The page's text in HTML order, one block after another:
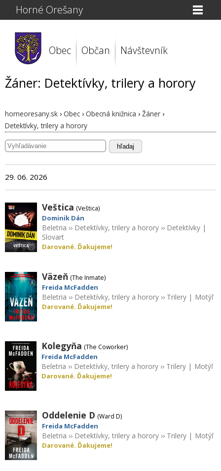
Horné Orešany
Obec Občan Návštevník
Žáner: Detektívky, trilery a horory
horneoresany.sk › Obec › Obecná knižnica › Žáner ›
Detektívky, trilery a horory
hľadaj
29. 06. 2026
Veštica (Veštica)
Dominik Dán
Beletria ›› Detektívky, trilery a horory›› Detektívky|
Slovart
Darované. Ďakujeme!
Väzeň (The Inmate)
Freida McFadden
Beletria ›› Detektívky, trilery a horory›› Trilery| Motýľ
Darované. Ďakujeme!
Kolegyňa (The Coworker)
Freida McFadden
Beletria ›› Detektívky, trilery a horory ›› Trilery | Motýľ
Darované. Ďakujeme!
Oddelenie D (Ward D)
Freida McFadden
Beletria ›› Detektívky, trilery a horory ›› Trilery | Motýľ
Darované. Ďakujeme!